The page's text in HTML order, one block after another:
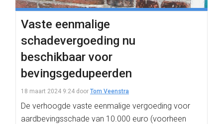
Vaste eenmalige
schadevergoeding nu
beschikbaar voor
bevingsgedupeerden
18 maart 2024 9:24 door Tom Veenstra
De verhoogde vaste eenmalige vergoeding voor
aardbevingsschade van 10.000 euro (voorheen